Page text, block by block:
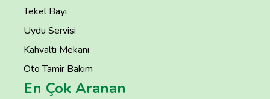
Tekel Bayi
Uydu Servisi
Kahvaltı Mekanı
Oto Tamir Bakım
En Çok Aranan